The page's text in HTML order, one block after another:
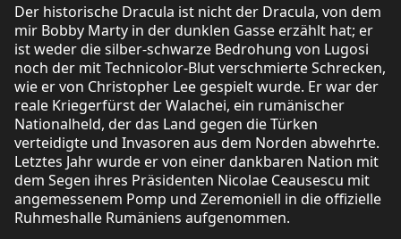
Der historische Dracula ist nicht der Dracula, von dem
mir Bobby Marty in der dunklen Gasse erzählt hat; er
ist weder die silber-schwarze Bedrohung von Lugosi
noch der mit Technicolor-Blut verschmierte Schrecken,
wie er von Christopher Lee gespielt wurde. Er war der
reale Kriegerfürst der Walachei, ein rumänischer
Nationalheld, der das Land gegen die Türken
verteidigte und Invasoren aus dem Norden abwehrte.
Letztes Jahr wurde er von einer dankbaren Nation mit
dem Segen ihres Präsidenten Nicolae Ceausescu mit
angemessenem Pomp und Zeremoniell in die offizielle
Ruhmeshalle Rumäniens aufgenommen.